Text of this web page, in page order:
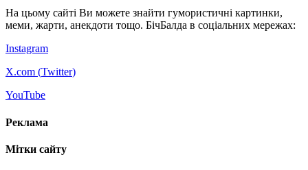
На цьому сайті Ви можете знайти гумористичні картинки,
меми, жарти, анекдоти тощо. БічБалда в соціальних мережах:
Instagram
X.com (Twitter)
YouTube
Реклама
Мітки сайту